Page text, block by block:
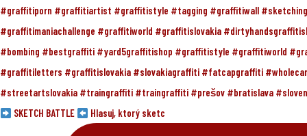
SKETCH BATTLE Hlasuj, ktorý sketc